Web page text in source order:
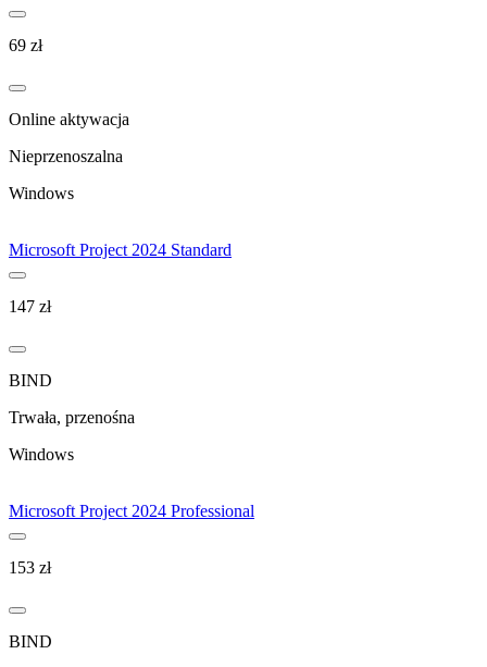
69 zł
Online aktywacja
Nieprzenoszalna
Windows
Microsoft Project 2024 Standard
147 zł
BIND
Trwała, przenośna
Windows
Microsoft Project 2024 Professional
153 zł
BIND